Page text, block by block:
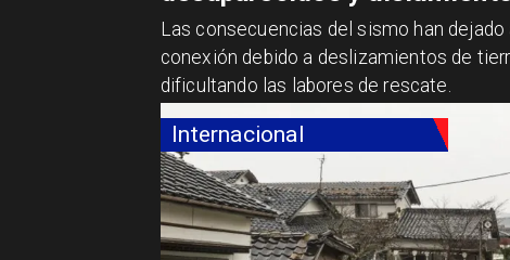
Internacional
Las consecuencias del sismo han
conexión debido a deslizamientos de
dificultando las labores de rescate.